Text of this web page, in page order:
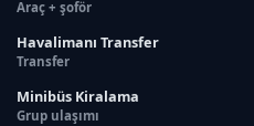
Araç + şoför
Havalimanı Transfer
Transfer
Minibüs Kiralama
Grup ulaşımı